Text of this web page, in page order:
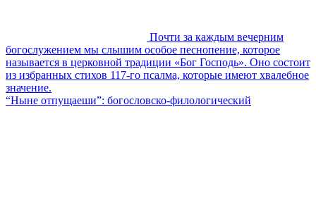
Почти за каждым вечерним
богослужением мы слышим особое песнопение, которое
называется в церковной традиции «Бог Господь». Оно состоит
из избранных стихов 117-го псалма, которые имеют хвалебное
значение.
“Ныне отпущаеши”: богословско-филологический